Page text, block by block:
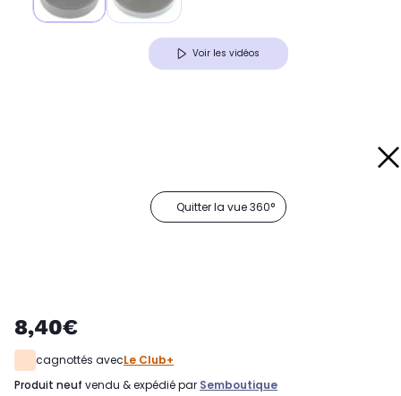
Voir les vidéos
Quitter la vue 360°
8,40€
cagnottés avecLe Club+
produit neuf vendu & expédié par Semboutique